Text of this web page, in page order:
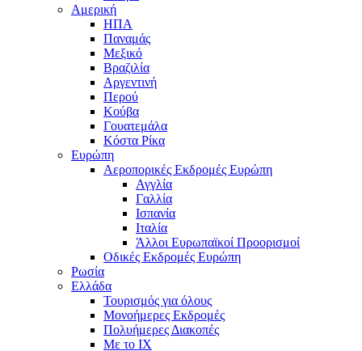
Αμερική
ΗΠΑ
Παναμάς
Μεξικό
Βραζιλία
Αργεντινή
Περού
Κούβα
Γουατεμάλα
Κόστα Ρίκα
Ευρώπη
Αεροπορικές Εκδρομές Ευρώπη
Αγγλία
Γαλλία
Ισπανία
Ιταλία
Άλλοι Ευρωπαϊκοί Προορισμοί
Οδικές Εκδρομές Ευρώπη
Ρωσία
Ελλάδα
Τουρισμός για όλους
Mονοήμερες Εκδρομές
Πολυήμερες Διακοπές
Με το ΙΧ